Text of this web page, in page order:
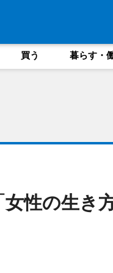
買う 暮らす・
性の生き